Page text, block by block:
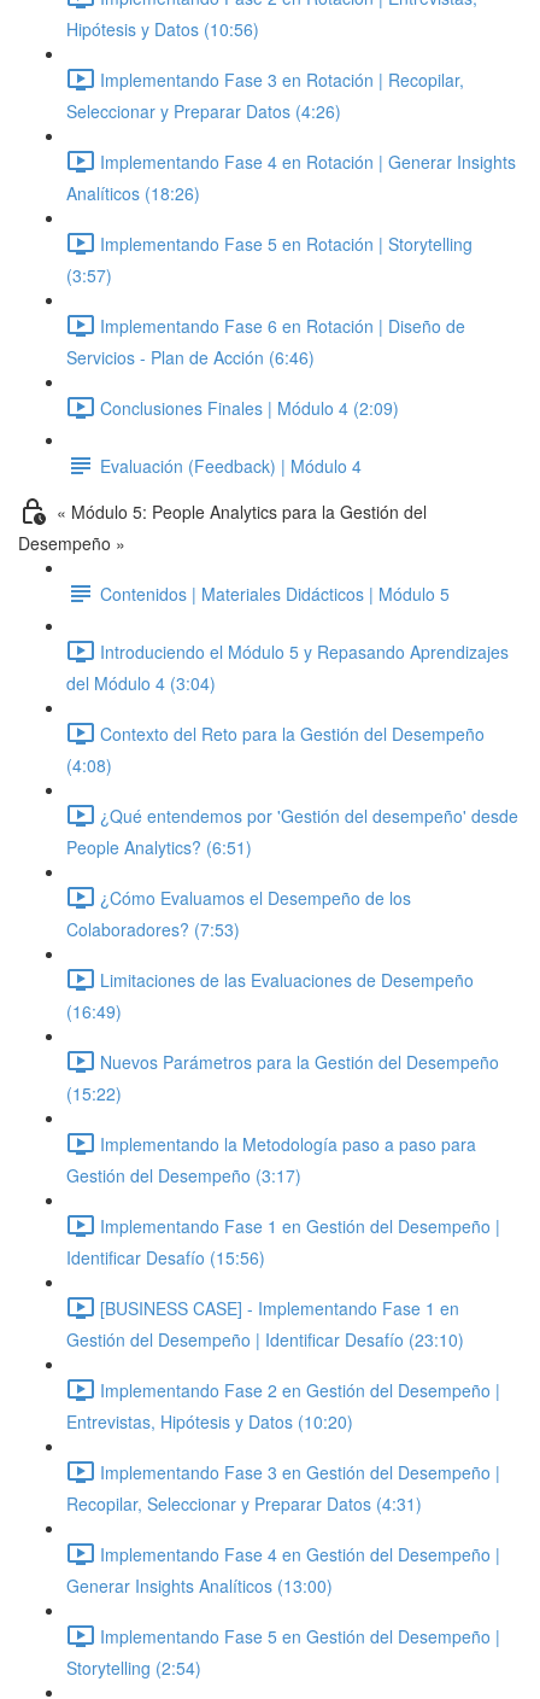
Hipótesis y Datos (10:56)
Implementando Fase 3 en Rotación | Recopilar,
Seleccionar y Preparar Datos (4:26)
Implementando Fase 4 en Rotación | Generar Insights
Analíticos (18:26)
Implementando Fase 5 en Rotación | Storytelling
(3:57)
Implementando Fase 6 en Rotación | Diseño de
Servicios - Plan de Acción (6:46)
Conclusiones Finales | Módulo 4 (2:09)
Evaluación (Feedback) | Módulo 4
« Módulo 5: People Analytics para la Gestión del
Desempeño »
Contenidos | Materiales Didácticos | Módulo 5
Introduciendo el Módulo 5 y Repasando Aprendizajes
del Módulo 4 (3:04)
Contexto del Reto para la Gestión del Desempeño
(4:08)
¿Qué entendemos por 'Gestión del desempeño' desde
People Analytics? (6:51)
¿Cómo Evaluamos el Desempeño de los
Colaboradores? (7:53)
Limitaciones de las Evaluaciones de Desempeño
(16:49)
Nuevos Parámetros para la Gestión del Desempeño
(15:22)
Implementando la Metodología paso a paso para
Gestión del Desempeño (3:17)
Implementando Fase 1 en Gestión del Desempeño |
Identificar Desafío (15:56)
[BUSINESS CASE] - Implementando Fase 1 en
Gestión del Desempeño | Identificar Desafío (23:10)
Implementando Fase 2 en Gestión del Desempeño |
Entrevistas, Hipótesis y Datos (10:20)
Implementando Fase 3 en Gestión del Desempeño |
Recopilar, Seleccionar y Preparar Datos (4:31)
Implementando Fase 4 en Gestión del Desempeño |
Generar Insights Analíticos (13:00)
Implementando Fase 5 en Gestión del Desempeño |
Storytelling (2:54)